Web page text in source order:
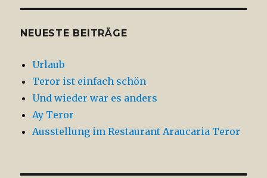
NEUESTE BEITRÄGE
Urlaub
Teror ist einfach schön
Und wieder war es anders
Ay Teror
Ausstellung im Restaurant Araucaria Teror